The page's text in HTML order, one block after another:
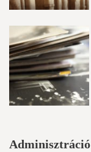
Adminisztráció